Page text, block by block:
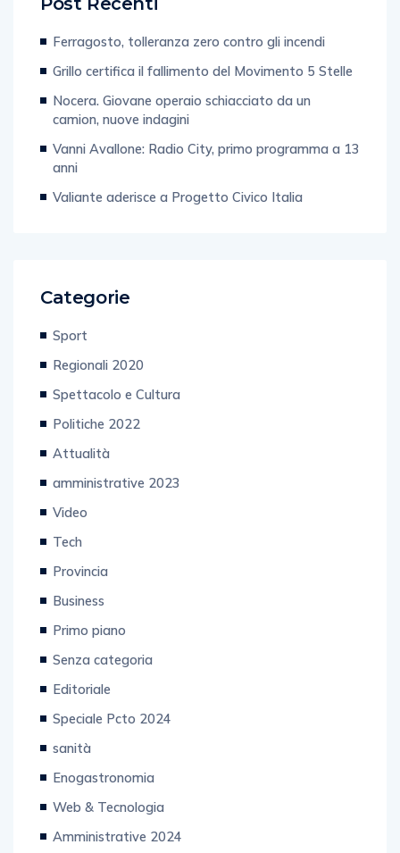
Ferragosto, tolleranza zero contro gli incendi
Grillo certifica il fallimento del Movimento 5 Stelle
Nocera. Giovane operaio schiacciato da un
camion, nuove indagini
Vanni Avallone: Radio City, primo programma a 13
anni
Valiante aderisce a Progetto Civico Italia
Categorie
Sport
Regionali 2020
Spettacolo e Cultura
Politiche 2022
Attualità
amministrative 2023
Video
Tech
Provincia
Business
Primo piano
Senza categoria
Editoriale
Speciale Pcto 2024
sanità
Enogastronomia
Web & Tecnologia
Amministrative 2024